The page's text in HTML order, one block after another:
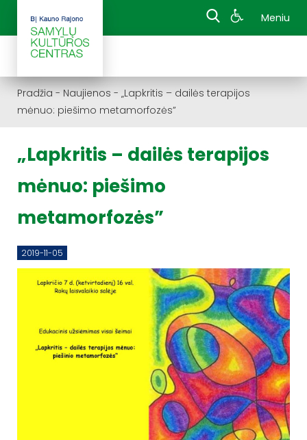
Meniu
Pradžia - Naujienos - „Lapkritis – dailės terapijos
mėnuo: piešimo metamorfozės”
„Lapkritis – dailės terapijos
mėnuo: piešimo
metamorfozės”
2019-11-05